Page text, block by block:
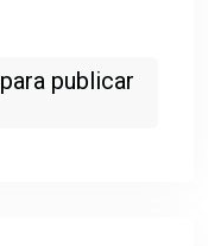
para publicar